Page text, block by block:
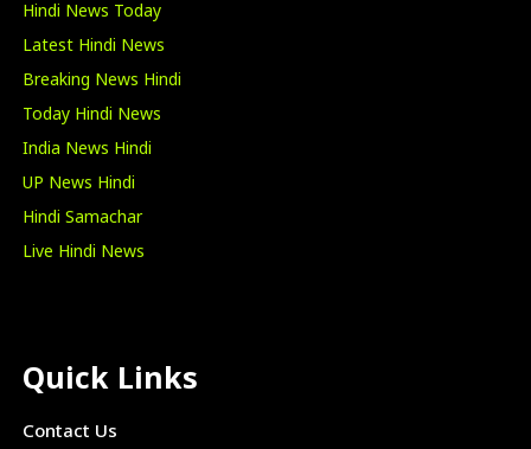
Hindi News Today
Latest Hindi News
Breaking News Hindi
Today Hindi News
India News Hindi
UP News Hindi
Hindi Samachar
Live Hindi News
Quick Links
Contact Us